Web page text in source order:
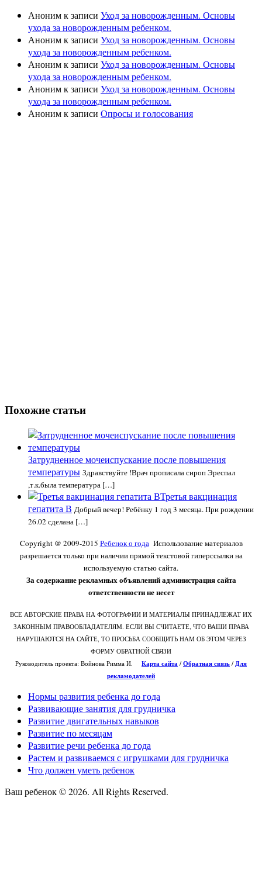
Анонимк записи Уход за новорожденным. Основы
ухода за новорожденным ребенком.
Анонимк записи Уход за новорожденным. Основы
ухода за новорожденным ребенком.
Анонимк записи Уход за новорожденным. Основы
ухода за новорожденным ребенком.
Анонимк записи Уход за новорожденным. Основы
ухода за новорожденным ребенком.
Анонимк записи Опросы и голосования
Похожие статьи
Затрудненное мочеиспускание после повышения
температуры Здравствуйте !Врач прописала сироп Эреспал
,т.к.была температура […]
Третья вакцинация
гепатита В Добрый вечер! Ребёнку 1 год 3 месяца. При рождении
26.02 сделана […]
Copyright @ 2009-2015 Ребенок о годаИспользование материалов
разрешается только при наличии прямой текстовой гиперссылки на
используемую статью сайта.
За содержание рекламных объявлений администрация сайта
ответственности не несет
ВСЕ АВТОРСКИЕ ПРАВА НА ФОТОГРАФИИ И МАТЕРИАЛЫ ПРИНАДЛЕЖАТ ИХ
ЗАКОННЫМ ПРАВООБЛАДАТЕЛЯМ. ЕСЛИ ВЫ СЧИТАЕТЕ, ЧТО ВАШИ ПРАВА
НАРУШАЮТСЯ НА САЙТЕ, ТО ПРОСЬБА СООБЩИТЬ НАМ ОБ ЭТОМ ЧЕРЕЗ
ФОРМУ ОБРАТНОЙ СВЯЗИ
Руководитель проекта: Войнова Римма И. Карта сайта / Обратная связь / Для
рекламодателей
Нормы развития ребенка до года
Развивающие занятия для грудничка
Развитие двигательных навыков
Развитие по месяцам
Развитие речи ребенка до года
Растем и развиваемся с игрушками для грудничка
Что должен уметь ребенок
Ваш ребенок © 2026. All Rights Reserved.